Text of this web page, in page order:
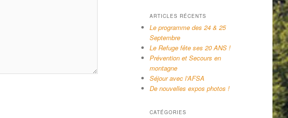
ARTICLES RÉCENTS
Le programme des 24 & 25
Septembre
Le Refuge fête ses 20 ANS !
Prévention et Secours en
montagne
Séjour avec l’AFSA
De nouvelles expos photos !
CATÉGORIES